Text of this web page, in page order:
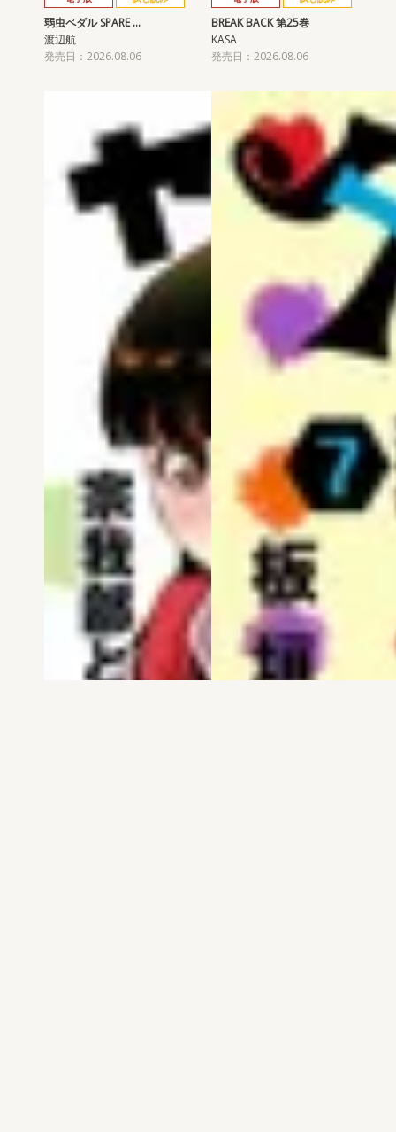
弱虫ペダル SPARE …
渡辺航
発売日：2026.08.06
BREAK BACK 第25巻
KASA
発売日：2026.08.06